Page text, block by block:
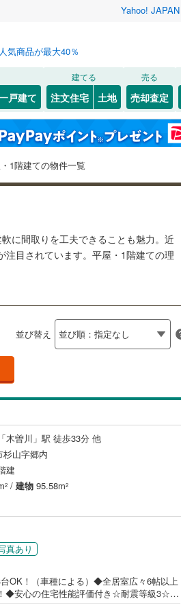
Yahoo! JAPAN
気商品が最大40％
戸建て
建てる
注文住宅 土地
売る
売却査定
1階建ての物件一覧
に間取りを工夫できることも魅力。近
目されています。平屋・1階建ての理
並び替え
木曽川」駅 徒歩33分 他
杉山字郷内
建
2 / 建物 95.58m2
真あり
OK！（車種による）◆全居室広々6帖以上
◆安心の住宅性能評価付き☆耐震等級3☆◆
秋田 山形
千葉
三重
広島 山口
高知
検索する
東区(0)
中村区(0)
瑞穂区(
津島市(3)
新城市(2)
清須市
みよし市( 1 )
愛知郡東郷町(1)
検索する
奥町(1)
萩原町西御堂(1)
この条件で検索する
飯田線(0)
関西本線（JR東海）(0)
名古屋市営地下鉄名城線(0)
豊橋鉄道渥美線(0 )
名鉄豊川線( 0
名鉄津島線(0 )
検索するこの条件で検索する
オール電化（1）
ビルトインガレージ（0）
防犯カメラ（
角地（1）
（ 7）
大規模（総区画数50戸以上）
（
海まで2km以内
バリアフリー住宅（6）
この条件で検索する
件を保存しました
通知は、 マイページから設定できます。
した条件を見る
格未定を含む、建築条件付き土地を
含む、平屋・1階建て
検索条件を保存する
お気に入りリストを見る
閉じる
お気に入りリストを見る
閉じる